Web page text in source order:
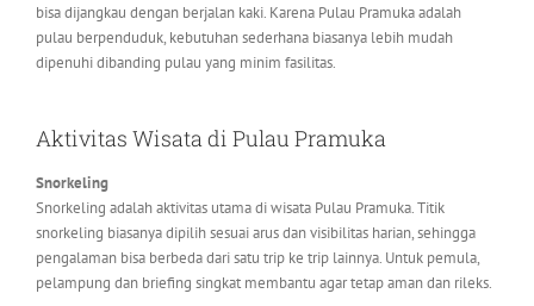
bisa dijangkau dengan berjalan kaki. Karena Pulau Pramuka adalah
pulau berpenduduk, kebutuhan sederhana biasanya lebih mudah
dipenuhi dibanding pulau yang minim fasilitas.
Aktivitas Wisata di Pulau Pramuka
Snorkeling
Snorkeling adalah aktivitas utama di wisata Pulau Pramuka. Titik
snorkeling biasanya dipilih sesuai arus dan visibilitas harian, sehingga
pengalaman bisa berbeda dari satu trip ke trip lainnya. Untuk pemula,
pelampung dan briefing singkat membantu agar tetap aman dan rileks.